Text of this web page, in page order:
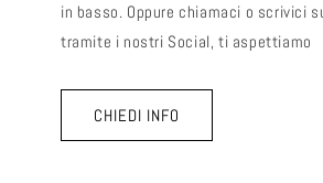
in basso. Oppure chiamaci o scrivici
tramite i nostri Social, ti aspettiamo
CHIEDI INFO